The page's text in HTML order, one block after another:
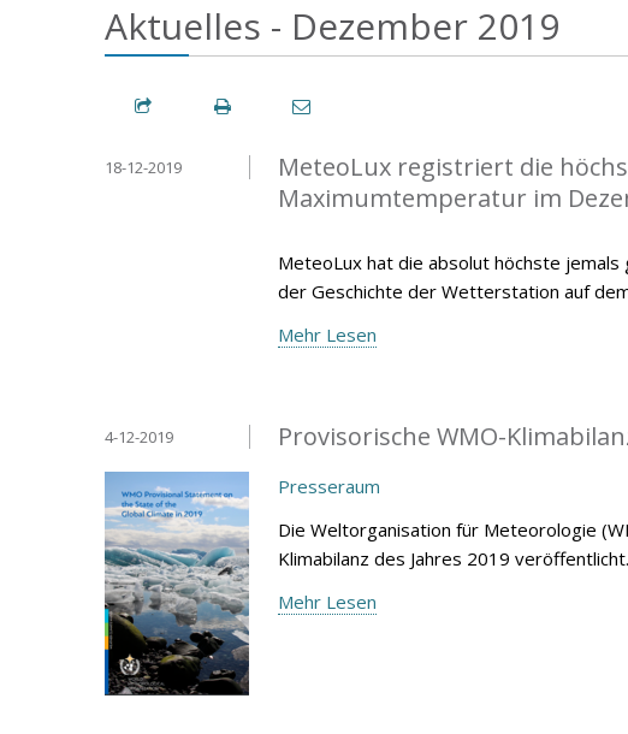
Aktuelles - Dezember 2019
MeteoLux registriert die
Maximumtemperatur im
18-12-2019
MeteoLux hat die absolut höchste
der Geschichte der Wetterstation auf
Mehr Lesen
Provisorische WMO-
4-12-2019
Presseraum
Die Weltorganisation für Meteorologie
Klimabilanz des Jahres 2019 veröffentlicht.
Mehr Lesen